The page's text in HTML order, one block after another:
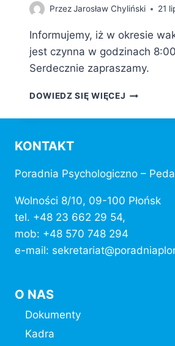
PrzezJarosław Chyliński 21
Informujemy, iż w okresie
jest czynna w godzinach
Serdecznie zapraszamy.
DOWIEDZ SIĘ WIĘCEJ CZAS
W
KONTAKT
Poradnia Psychologiczno –
Wolności 8/10, 09-100 Płońsk
tel. +48 23 662 29 54,
mob: +48 570 748 294
e-mail:
O NAS
Dokumenty
Kadra